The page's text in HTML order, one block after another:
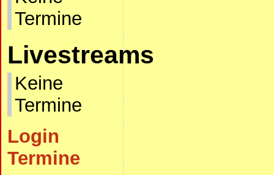
Termine
Livestreams
Keine
Termine
Login
Termine